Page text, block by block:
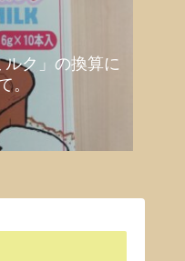
ク」の換算に
。